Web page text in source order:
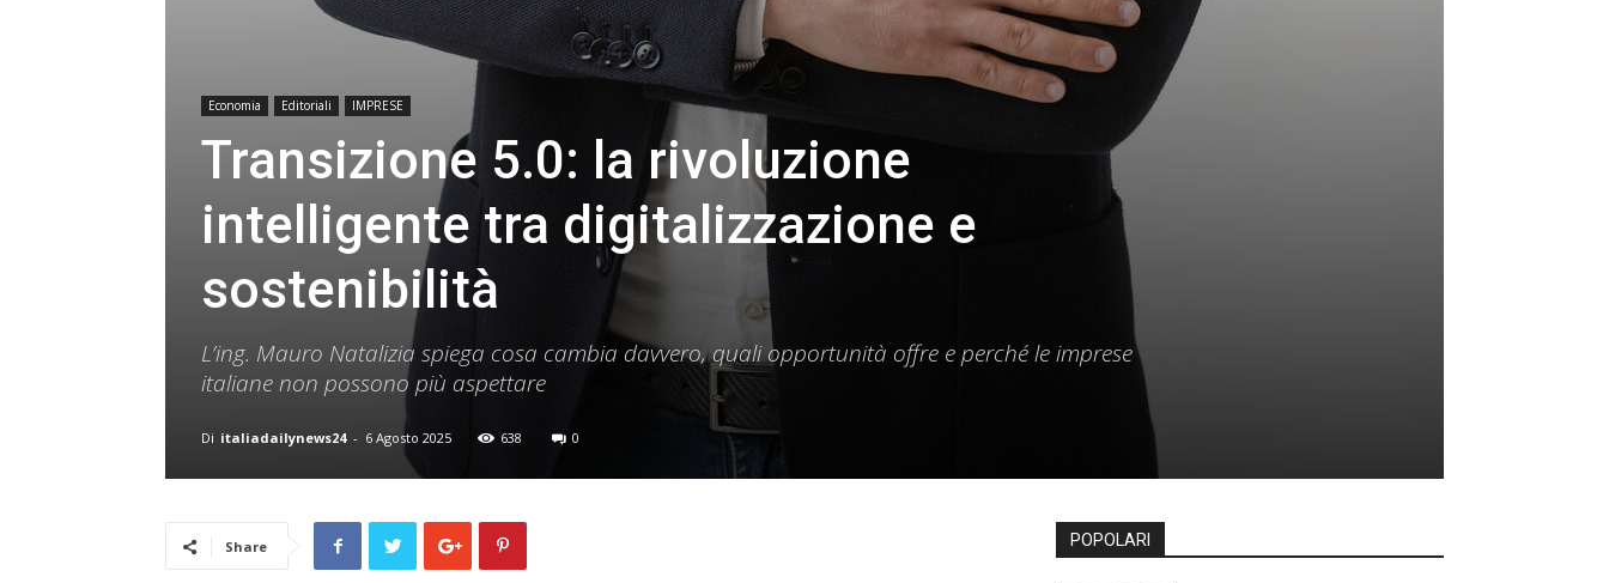
Economia Editoriali IMPRESE
Transizione 5.0: la rivoluzione
intelligente tra digitalizzazione e
sostenibilità
L’ing. Mauro Natalizia spiega cosa cambia davvero, quali opportunità offre e perché le imprese
italiane non possono più aspettare
Di italiadailynews24 - 6 Agosto 2025 638 0
Share POPOLARI